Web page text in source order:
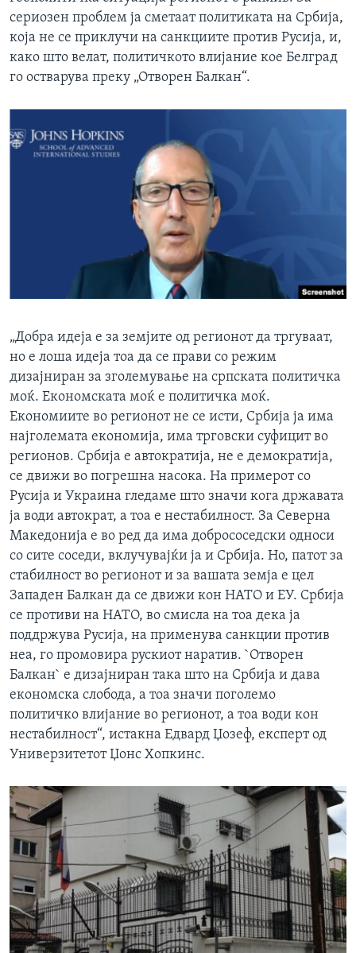
сериозен проблем ја сметаат политиката на Србија,
која не се приклучи на санкциите против Русија, и,
како што велат, политичкото влијание кое Белград
го остварува преку „Отворен Балкан“.
„Добра идеја е за земјите од регионот да тргуваат,
но е лоша идеја тоа да се прави со режим
дизајниран за зголемување на српската политичка
моќ. Економската моќ е политичка моќ.
Економиите во регионот не се исти, Србија ја има
најголемата економија, има трговски суфицит во
регионов. Србија е автократија, не е демократија,
се движи во погрешна насока. На примерот со
Русија и Украина гледаме што значи кога државата
ја води автократ, а тоа е нестабилност. За Северна
Македонија е во ред да има добрососедски односи
со сите соседи, вклучувајќи ја и Србија. Но, патот за
стабилност во регионот и за вашата земја е цел
Западен Балкан да се движи кон НАТО и ЕУ. Србија
се противи на НАТО, во смисла на тоа дека ја
поддржува Русија, на применува санкции против
неа, го промовира рускиот наратив. `Отворен
Балкан` е дизајниран така што на Србија и дава
економска слобода, а тоа значи поголемо
политичко влијание во регионот, а тоа води кон
нестабилност“, истакна Едвард Џозеф, експерт од
Универзитетот Џонс Хопкинс.